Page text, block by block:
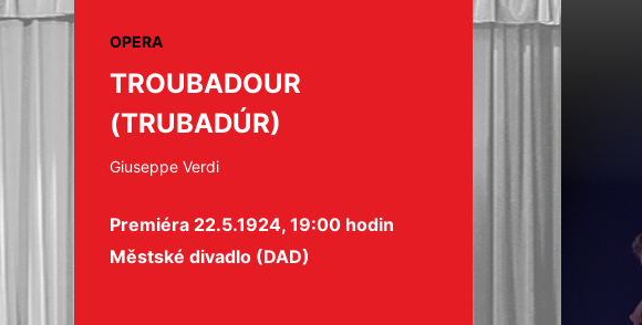
OPERA
TROUBADOUR
(TRUBADÚR)
Giuseppe Verdi
Premiéra 22.5.1924, 19:00 hodin
Městské divadlo (DAD)